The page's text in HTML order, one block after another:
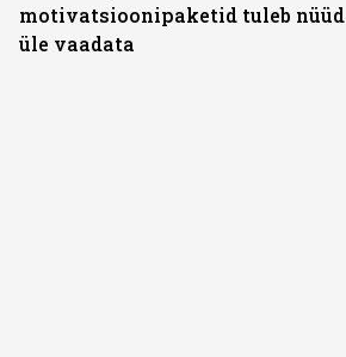
motivatsioonipaketid tuleb nüüd
üle vaadata